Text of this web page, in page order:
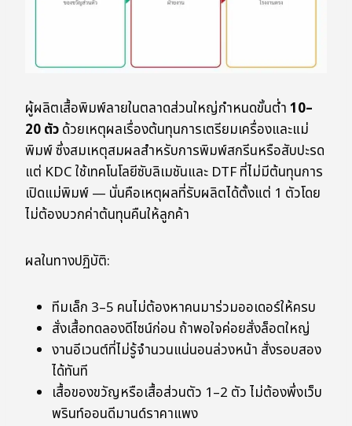
ผู้ผลิตเสื้อพิมพ์ลายในตลาดส่วนใหญ่กำหนดขั้นต่ำ10–
20 ตัวด้วยเหตุผลเรื่องต้นทุนการเตรียมเครื่องและแม่
พิมพ์ ซึ่งสมเหตุสมผลสำหรับการพิมพ์สกรีนหรือสับปะรด
แต่ KDC ใช้เทคโนโลยีซับลิเมชันและ DTF ที่ไม่มีต้นทุนการ
เปิดแม่พิมพ์ — นั่นคือเหตุผลที่รับผลิตได้ตั้งแต่ 1 ตัวโดย
ไม่ต้องบวกค่าต้นทุนคืนให้ลูกค้า
ผลในทางปฏิบัติ:
ทีมเล็ก 3–5 คนไม่ต้องหาคนมาร่วมออเดอร์ให้ครบ
สั่งเสื้อทดลองดีไซน์ก่อน ถ้าพอใจค่อยสั่งล็อตใหญ่
งานอีเวนต์ที่ไม่รู้จำนวนแน่นอนล่วงหน้า สั่งรอบสอง
ได้ทันที
เสื้อของขวัญหรือเสื้อส่วนตัว 1–2 ตัว ไม่ต้องพึ่งเว็บ
พรินท์ออนดีมานด์ราคาแพง